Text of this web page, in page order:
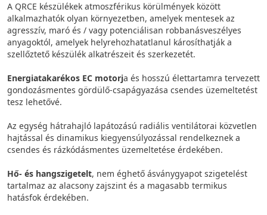
A QRCE készülékek atmoszférikus körülmények között
alkalmazhatók olyan környezetben, amelyek mentesek az
agresszív, maró és / vagy potenciálisan robbanásveszélyes
anyagoktól, amelyek helyrehozhatatlanul károsíthatják a
szellőztető készülék alkatrészeit és szerkezetét.
Energiatakarékos EC motorja és hosszú élettartamra tervezett
gondozásmentes gördülő-csapágyazása csendes üzemeltetést
tesz lehetővé.
Az egység hátrahajló lapátozású radiális ventilátorai közvetlen
hajtással és dinamikus kiegyensúlyozással rendelkeznek a
csendes és rázkódásmentes üzemeltetése érdekében.
Hő- és hangszigetelt, nem éghető ásványgyapot szigetelést
tartalmaz az alacsony zajszint és a magasabb termikus
hatásfok érdekében.